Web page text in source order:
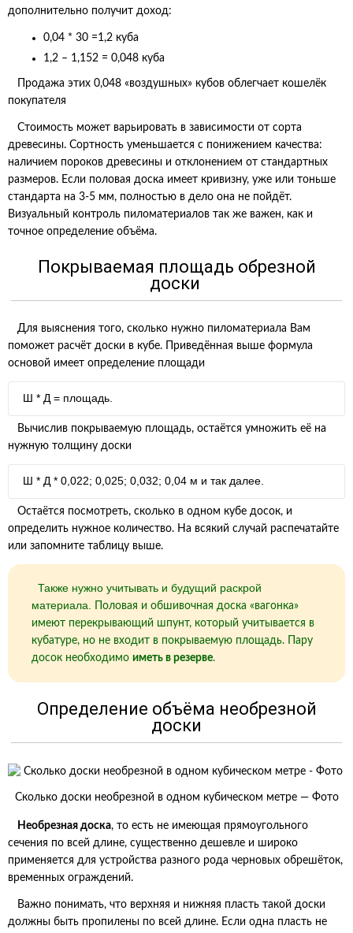
дополнительно получит доход:
0,04 * 30 =1,2 куба
1,2 – 1,152 = 0,048 куба
Продажа этих 0,048 «воздушных» кубов облегчает кошелёк
покупателя
Стоимость может варьировать в зависимости от сорта
древесины. Сортность уменьшается с понижением качества:
наличием пороков древесины и отклонением от стандартных
размеров. Если половая доска имеет кривизну, уже или тоньше
стандарта на 3-5 мм, полностью в дело она не пойдёт.
Визуальный контроль пиломатериалов так же важен, как и
точное определение объёма.
Покрываемая площадь обрезной
доски
Для выяснения того, сколько нужно пиломатериала Вам
поможет расчёт доски в кубе. Приведённая выше формула
основой имеет определение площади
Ш * Д = площадь.
Вычислив покрываемую площадь, остаётся умножить её на
нужную толщину доски
Ш * Д * 0,022; 0,025; 0,032; 0,04 м и так далее.
Остаётся посмотреть, сколько в одном кубе досок, и
определить нужное количество. На всякий случай распечатайте
или запомните таблицу выше.
Также нужно учитывать и будущий раскрой
материала.
Половая и обшивочная доска «вагонка»
имеют перекрывающий шпунт, который учитывается в
кубатуре, но не входит в покрываемую площадь. Пару
досок необходимо иметь в резерве.
Определение объёма необрезной
доски
Сколько доски необрезной в одном кубическом метре — Фото
Необрезная доска, то есть не имеющая прямоугольного
сечения по всей длине, существенно дешевле и широко
применяется для устройства разного рода черновых обрешёток,
временных ограждений.
Важно понимать, что верхняя и нижняя пласть такой доски
должны быть пропилены по всей длине. Если одна пласть не